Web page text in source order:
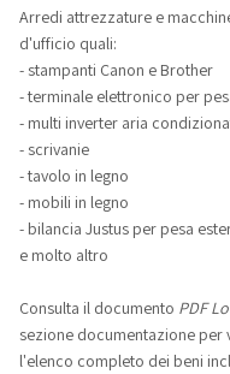
Arredi attrezzature e
d'ufficio quali:
- stampanti Canon e Brother
- terminale elettronico per
- multi inverter aria
- scrivanie
- tavolo in legno
- mobili in legno
- bilancia Justus per pesa
e molto altro
Consulta il documento PDF
sezione documentazione per
l'elenco completo dei beni